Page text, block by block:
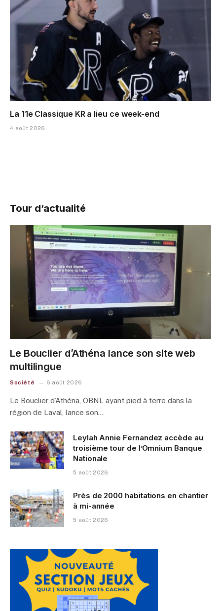
La 11e Classique KR a lieu ce week-end
4 août 2026
Tour d’actualité
Le Bouclier d’Athéna lance son site web
multilingue
Société 6 août 2026
Le Bouclier d’Athéna, OBNL ayant pied à terre dans la
région de Laval, lance son…
Leylah Annie Fernandez accède au
troisième tour de l’Omnium Banque
Nationale
5 août 2026
Près de 2000 habitations en chantier
à mi-année
5 août 2026